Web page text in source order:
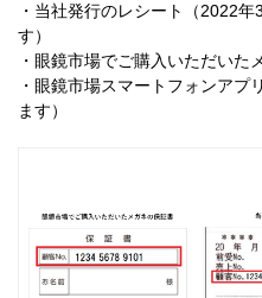
・当社発行のレシート（2022
す）
・眼鏡市場でご購入いただいた
・眼鏡市場スマートフォンアプ
ます）